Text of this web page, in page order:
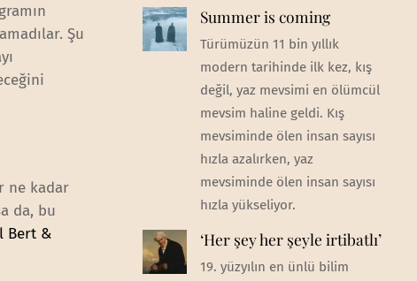
Şu
ne kadar
da, bu
Bert &
Summer is coming
Türümüzün 11 bin yıllık
modern tarihinde ilk kez, kış
değil, yaz mevsimi en ölümcül
mevsim haline geldi. Kış
mevsiminde ölen insan sayısı
hızla azalırken, yaz
mevsiminde ölen insan sayısı
hızla yükseliyor.
‘Her şey her şeyle irtibatlı’
19. yüzyılın en ünlü bilim